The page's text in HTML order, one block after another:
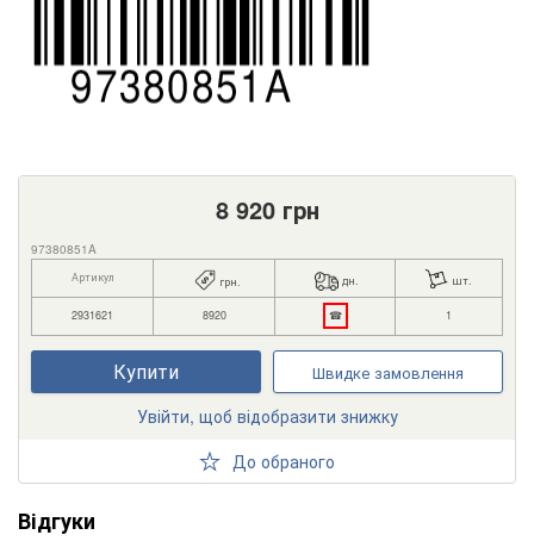
8 920грн
97380851A
Артикул грн. дн. шт.
2931621 8920 ☎ 1
Купити Швидке замовлення
Увійти, щоб відобразити знижку
До обраного
Відгуки